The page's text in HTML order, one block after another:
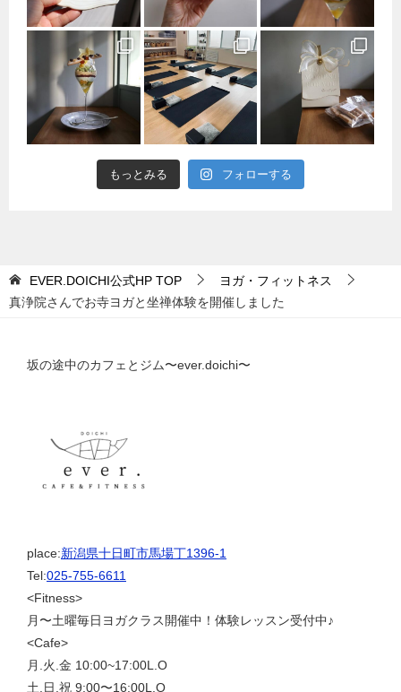
もっとみる フォローする
EVER.DOICHI公式HP TOP
ヨガ・フィットネス
真浄院さんでお寺ヨガと坐禅体験を開催しました
坂の途中のカフェとジム〜ever.doichi〜
place:新潟県十日町市馬場丁1396-1
Tel:025-755-6611
<Fitness>
月〜土曜毎日ヨガクラス開催中！体験レッスン受付中♪
<Cafe>
月.火.金 10:00~17:00L.O
土.日.祝 9:00〜16:00L.O